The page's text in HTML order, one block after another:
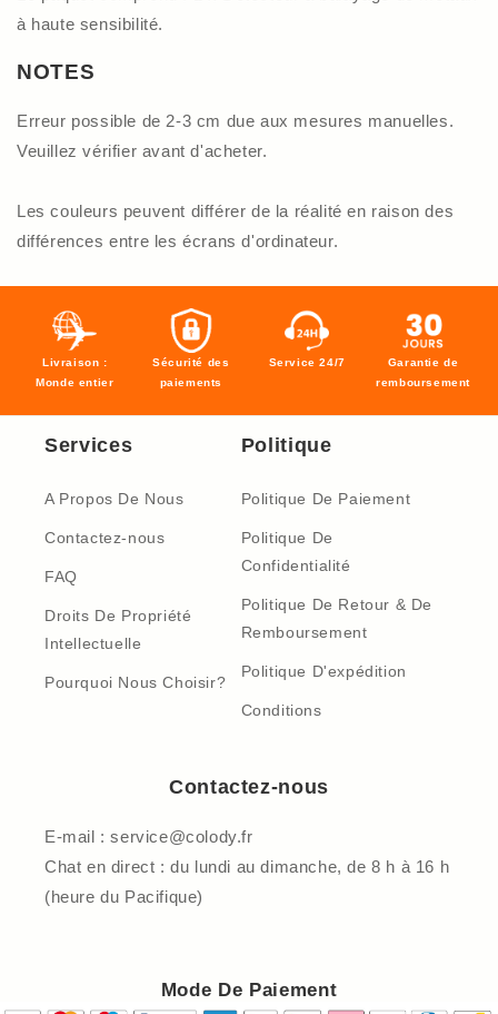
à haute sensibilité.
NOTES
Erreur possible de 2-3 cm due aux mesures manuelles.
Veuillez vérifier avant d'acheter.
Les couleurs peuvent différer de la réalité en raison des
différences entre les écrans d'ordinateur.
Livraison :
Monde entier
Sécurité des
paiements
Service 24/7
Garantie de
remboursement
Services
A Propos De Nous
Contactez-nous
FAQ
Droits De Propriété
Intellectuelle
Pourquoi Nous Choisir?
Politique
Politique De Paiement
Politique De
Confidentialité
Politique De Retour & De
Remboursement
Politique D'expédition
Conditions
Contactez-nous
E-mail : service@colody.fr
Chat en direct : du lundi au dimanche, de 8 h à 16 h
(heure du Pacifique)
Mode De Paiement